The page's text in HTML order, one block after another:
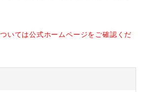
いては公式ホームページをご確認くだ